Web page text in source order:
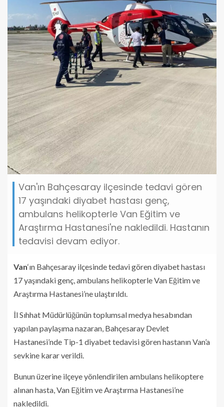
Van'ın Bahçesaray ilçesinde tedavi gören
17 yaşındaki diyabet hastası genç,
ambulans helikopterle Van Eğitim ve
Araştırma Hastanesi'ne nakledildi. Hastanın
tedavisi devam ediyor.
Van‘ın Bahçesaray ilçesinde tedavi gören diyabet hastası
17 yaşındaki genç, ambulans helikopterle Van Eğitim ve
Araştırma Hastanesi’ne ulaştırıldı.
İl Sıhhat Müdürlüğünün toplumsal medya hesabından
yapılan paylaşıma nazaran, Bahçesaray Devlet
Hastanesi’nde Tip-1 diyabet tedavisi gören hastanın Van’a
sevkine karar verildi.
Bunun üzerine ilçeye yönlendirilen ambulans helikoptere
alınan hasta, Van Eğitim ve Araştırma Hastanesi’ne
nakledildi.